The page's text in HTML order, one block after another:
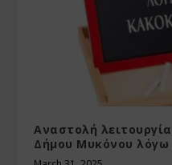
Αναστολή
Δήμου Μυκόνου λόγω